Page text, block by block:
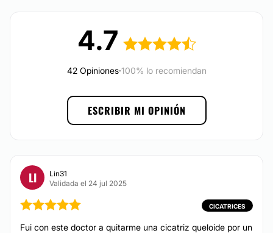
resultados obtenidos.
Localización de la consulta
La consulta delDr. Sergio Andrés Sánchez Peña
Posibilidad de videoconsulta:
Sí
Métodos de pago aceptados:
Efectivo
Carboxiterapia
Microdermoabrasión
CIRUGÍA PLÁSTICA
Desde $ 10.000.000 hasta $ 20.000.000
Blefaroplastia
Lifting facial
4.7
42 Opiniones·100% lo recomiendan
ESCRIBIR MI OPINIÓN
LI
Lin31
Validada el 24 jul 2025
CICATRICES
Fui con este doctor a quitarme una cicatriz queloide por un